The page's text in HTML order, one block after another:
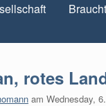
rotes
am Wednesday,